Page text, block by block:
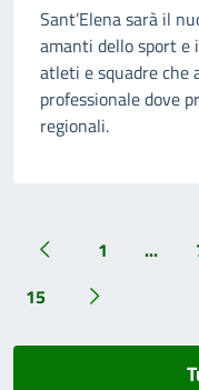
Sant’Elena sarà il
amanti dello sport e
atleti e squadre che
professionale dove
regionali.
1 ...
15